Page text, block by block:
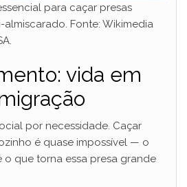
para caçar presas
Fonte: Wikimedia
vida em
por necessidade. Caçar
é quase impossível — o
que torna essa presa grande